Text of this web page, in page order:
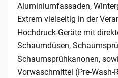
Aluminiumfassaden,
Extrem vielseitig in der
Hochdruck-Geräte mit
Schaumdüsen,
Schaumsprühkanonen,
Vorwaschmittel (Pre-Wash-